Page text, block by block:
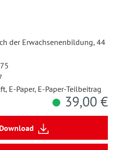
der Erwachsenenbildung, 44
E-Paper, E-Paper-Teilbeitrag
39,00 €
Download